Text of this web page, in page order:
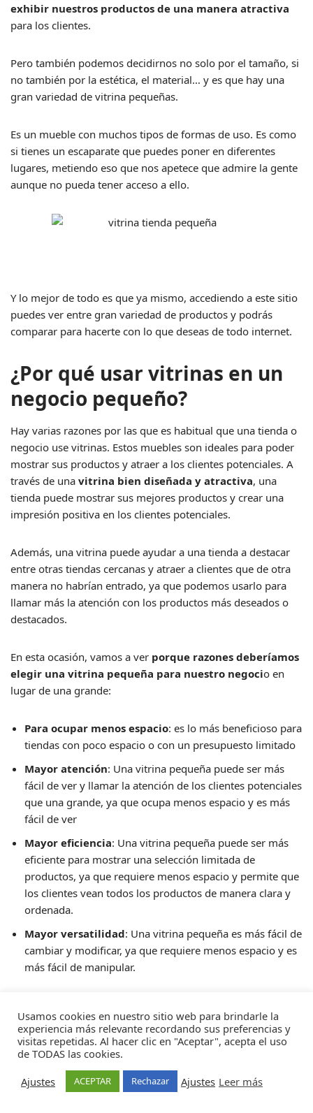
exhibir nuestros productos de una manera atractiva
para los clientes.
Pero también podemos decidirnos no solo por el tamaño, si
no también por la estética, el material… y es que hay una
gran variedad de vitrina pequeñas.
Es un mueble con muchos tipos de formas de uso. Es como
si tienes un escaparate que puedes poner en diferentes
lugares, metiendo eso que nos apetece que admire la gente
aunque no pueda tener acceso a ello.
Y lo mejor de todo es que ya mismo, accediendo a este sitio
puedes ver entre gran variedad de productos y podrás
comparar para hacerte con lo que deseas de todo internet.
¿Por qué usar vitrinas en un
negocio pequeño?
Hay varias razones por las que es habitual que una tienda o
negocio use vitrinas. Estos muebles son ideales para poder
mostrar sus productos y atraer a los clientes potenciales. A
través de una vitrina bien diseñada y atractiva, una
tienda puede mostrar sus mejores productos y crear una
impresión positiva en los clientes potenciales.
Además, una vitrina puede ayudar a una tienda a destacar
entre otras tiendas cercanas y atraer a clientes que de otra
manera no habrían entrado, ya que podemos usarlo para
llamar más la atención con los productos más deseados o
destacados.
En esta ocasión, vamos a ver porque razones deberíamos
elegir una vitrina pequeña para nuestro negocio en
lugar de una grande:
Para ocupar menos espacio: es lo más beneficioso para
tiendas con poco espacio o con un presupuesto limitado
Mayor atención: Una vitrina pequeña puede ser más
fácil de ver y llamar la atención de los clientes potenciales
que una grande, ya que ocupa menos espacio y es más
fácil de ver
Mayor eficiencia: Una vitrina pequeña puede ser más
eficiente para mostrar una selección limitada de
productos, ya que requiere menos espacio y permite que
los clientes vean todos los productos de manera clara y
ordenada.
Mayor versatilidad: Una vitrina pequeña es más fácil de
cambiar y modificar, ya que requiere menos espacio y es
más fácil de manipular.
esto depende del contexto, si la tienda necesita mostrar
grandes cantidades de productos o productos de gran
tamaño, una vitrina grande podría ser más adecuada.
Usamos cookies en nuestro sitio web para brindarle la
experiencia más relevante recordando sus preferencias y
visitas repetidas. Al hacer clic en "Aceptar", acepta el uso
de TODAS las cookies.
Ajustes
ACEPTAR Rechazar Ajustes Leer más